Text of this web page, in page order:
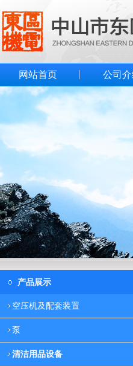
网站首页 公司
产品展示
空压机及配套装置
泵
清洁用品设备